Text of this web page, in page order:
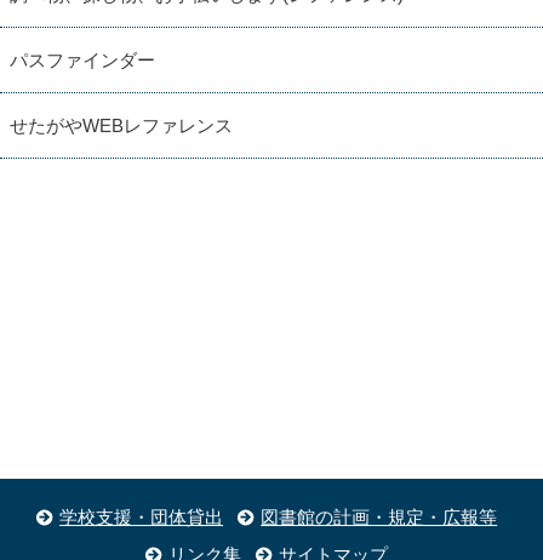
パスファインダー
せたがやWEBレファレンス
学校支援・団体貸出
図書館の計画・規定・広報等
リンク集
サイトマップ